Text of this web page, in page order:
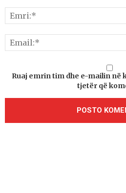
Ruaj emrin tim dhe e-mailin në
tjetër që